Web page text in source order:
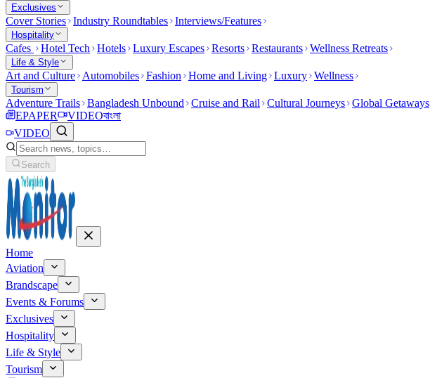
Exclusives
Cover Stories Industry Roundtables Interviews/Features
Hospitality
Cafes Hotel Tech Hotels Luxury Escapes Resorts Restaurants Wellness Retreats
Life & Style
Art and Culture Automobiles Fashion Home and Living Luxury Wellness
Tourism
Adventure Trails Bangladesh Unbound Cruise and Rail Cultural Journeys Global Getaways
EPAPER
VIDEOবাংলা
VIDEO
Search
Home
Aviation
Brandscape
Events & Forums
Exclusives
Hospitality
Life & Style
Tourism